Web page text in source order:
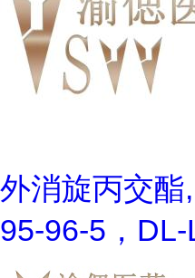
外消旋丙交酯
95-96-5，